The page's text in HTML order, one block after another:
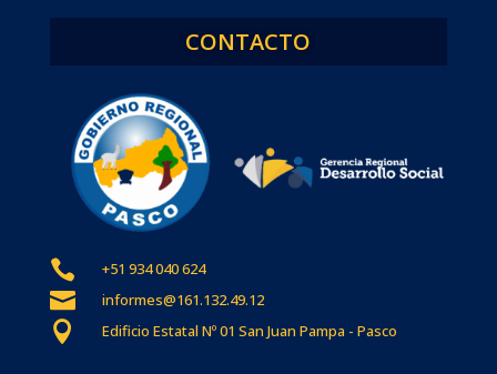
CONTACTO
 +51 934 040 624
 informes@161.132.49.12
 Edificio Estatal Nº 01 San Juan Pampa - Pasco